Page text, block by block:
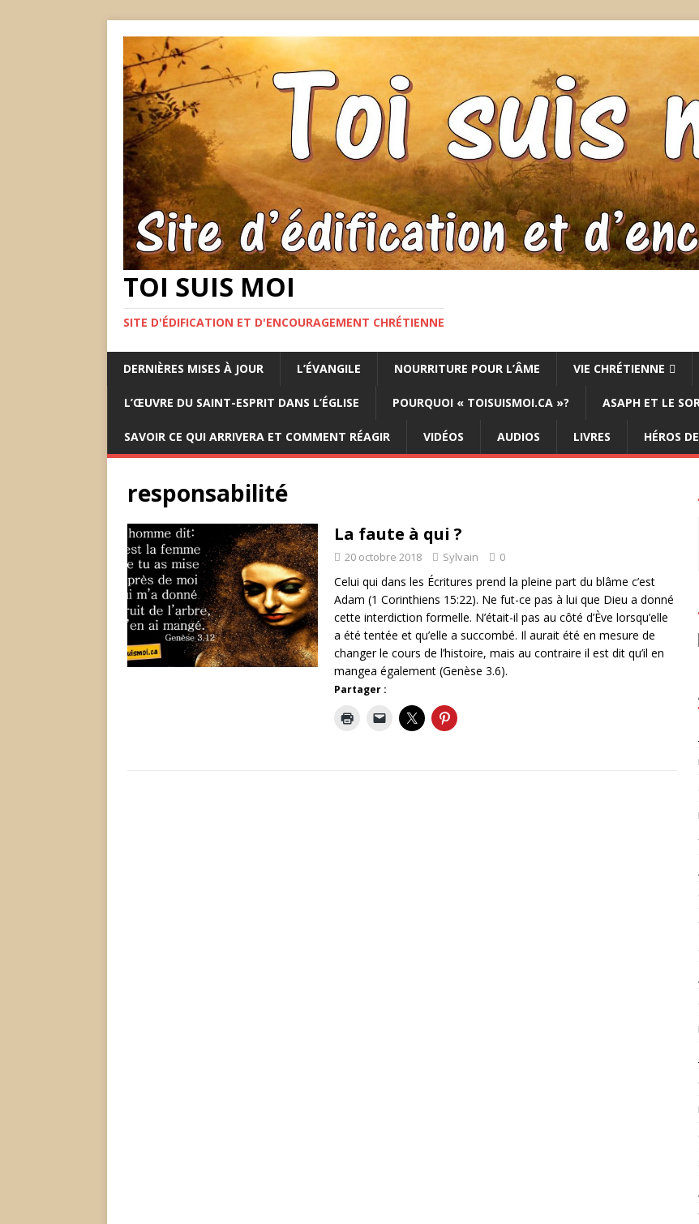
TOI SUIS MOI
SITE D'ÉDIFICATION ET D'ENCOURAGEMENT CHRÉTIENNE
DERNIÈRES MISES À JOUR L’ÉVANGILE NOURRITURE POUR L’ÂME VIE CHRÉTIENNE
L’ŒUVRE DU SAINT-ESPRIT DANS L’ÉGLISE POURQUOI « TOISUISMOI.CA »? ASAPH ET LE
SAVOIR CE QUI ARRIVERA ET COMMENT RÉAGIR VIDÉOS AUDIOS LIVRES HÉROS
responsabilité
La faute à qui ?
20 octobre 2018 Sylvain 0
Celui qui dans les Écritures prend la pleine part du blâme c’est
Adam (1 Corinthiens 15:22). Ne fut-ce pas à lui que Dieu a donné
cette interdiction formelle. N’était-il pas au côté d’Ève lorsqu’elle
a été tentée et qu’elle a succombé. Il aurait été en mesure de
changer le cours de l’histoire, mais au contraire il est dit qu’il en
mangea également (Genèse 3.6).
Partager :